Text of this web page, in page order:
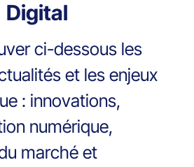
Digital
ci-dessous les
et les enjeux
: innovations,
numérique,
marché et